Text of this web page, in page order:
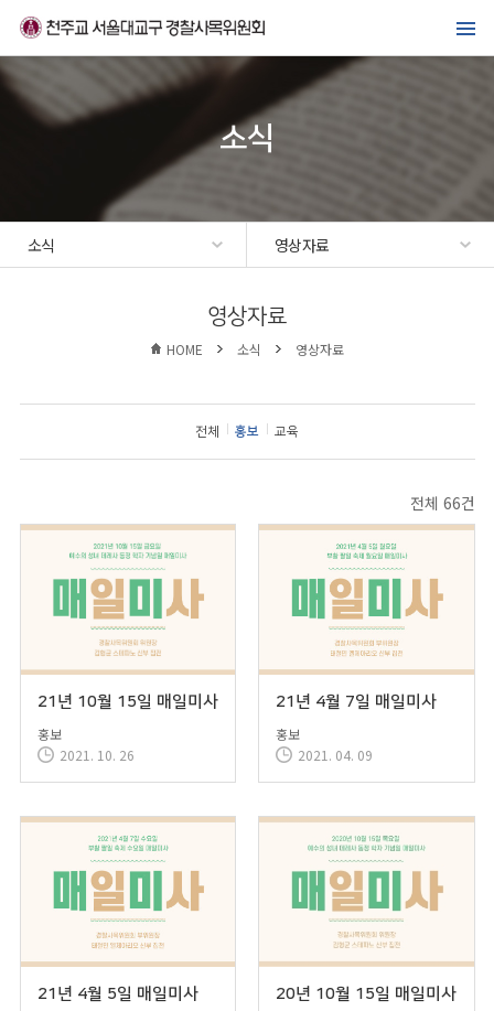
메뉴바로가기
본문바로가기
경찰복지사업
선교·교육센터
소식
소식
소식 영상자료
영상자료
HOME 소식 영상자료
전체 홍보 교육
전체 66건
21년 10월 15일 매일미사
홍보
2021. 10. 26
21년 4월 7일 매일미사
홍보
2021. 04. 09
21년 4월 5일 매일미사
20년 10월 15일 매일미사